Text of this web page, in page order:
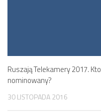
Ruszają Telekamery 2017. Kto
nominowany?
30 LISTOPADA 2016